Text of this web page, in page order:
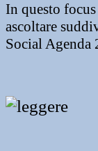
In questo
ascoltare
Social